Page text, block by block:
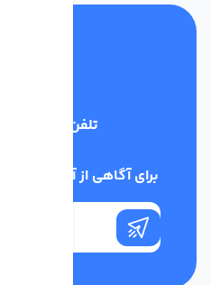
تلفن پشتیبانی
برای آگاهی از آخرین